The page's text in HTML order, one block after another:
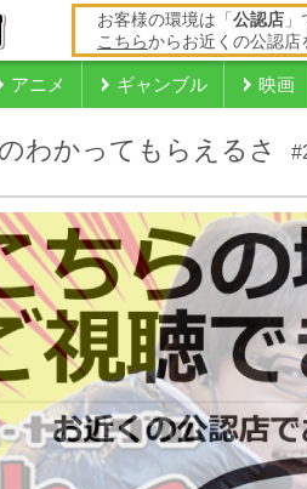
お客様の環境は「 公認店
こちらからお近くの公認店
アニメ ギャンブル 映画
わかってもらえるさ